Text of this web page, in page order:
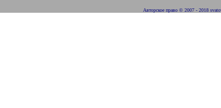
Авторское право © 2007 - 2018